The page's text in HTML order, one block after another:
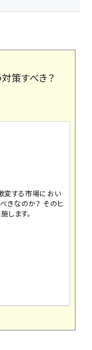
策すべき？
変する市場におい
きなのか？ そのヒ
します。